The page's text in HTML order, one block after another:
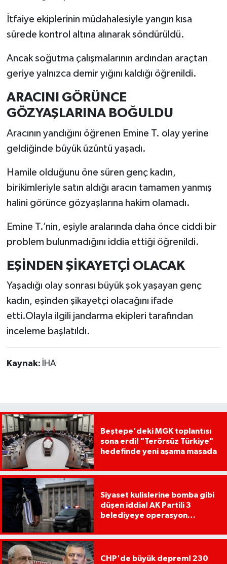
İtfaiye ekiplerinin müdahalesiyle yangın kısa
sürede kontrol altına alınarak söndürüldü.
Ancak soğutma çalışmalarının ardından araçtan
geriye yalnızca demir yığını kaldığı öğrenildi.
ARACINI GÖRÜNCE
GÖZYAŞLARINA BOĞULDU
Aracının yandığını öğrenen Emine T. olay yerine
geldiğinde büyük üzüntü yaşadı.
Hamile olduğunu öne süren genç kadın,
birikimleriyle satın aldığı aracın tamamen yanmış
halini görünce gözyaşlarına hakim olamadı.
Emine T.’nin, eşiyle aralarında daha önce ciddi bir
problem bulunmadığını iddia ettiği öğrenildi.
EŞİNDEN ŞİKAYETÇİ OLACAK
Yaşadığı olay sonrası büyük şok yaşayan genç
kadın, eşinden şikayetçi olacağını ifade
etti.Olayla ilgili jandarma ekipleri tarafından
inceleme başlatıldı.
Kaynak: İHA
Beştepe'deki MGK toplantısı
sona erdi! "Terörsüz Türkiye"
hedefinde yeni aşama masada
Siyaset kulislerine bomba gibi
düşen iddia! AK Partili 3
belediyeye operasyon
CHP'de büyük deprem! 230